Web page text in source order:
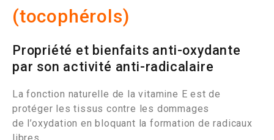
(tocophérols)
Propriété et bienfaits anti-oxydante
par son activité anti-radicalaire
La fonction naturelle de la vitamine E est de
protéger les tissus contre les dommages
de l’oxydation en bloquant la formation de radicaux